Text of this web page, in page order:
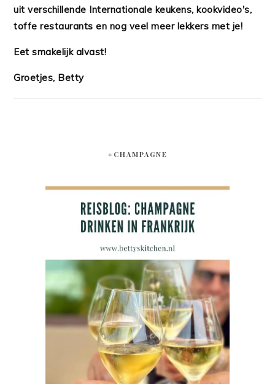
uit verschillende Internationale keukens, kookvideo's,
toffe restaurants en nog veel meer lekkers met je!
Eet smakelijk alvast!
Groetjes, Betty
#CHAMPAGNE